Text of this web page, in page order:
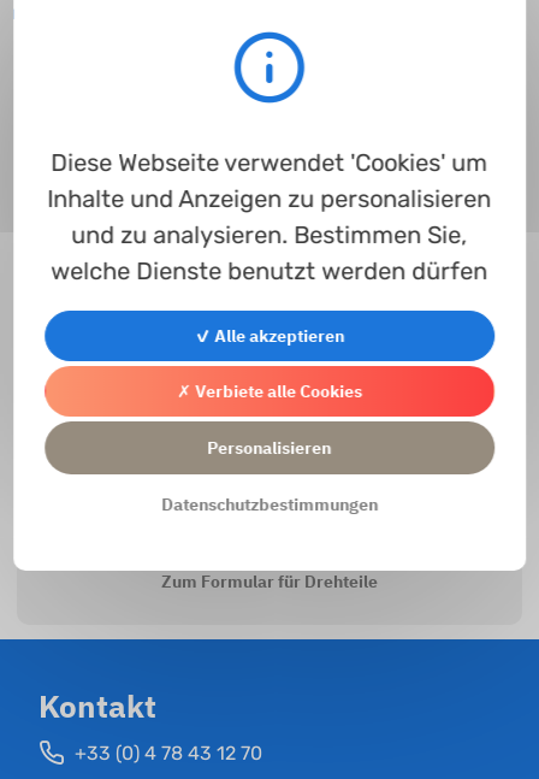
Datenschutzbestimmungen
Kontakt
Zum Kontaktformular
Wie melde ich mich an?
Zum Leitfaden
Zum Formular für Drehteile
Kontakt
+33 (0) 4 78 43 12 70
Diese Webseite verwendet 'Cookies' um
Inhalte und Anzeigen zu personalisieren
und zu analysieren. Bestimmen Sie,
welche Dienste benutzt werden dürfen
✓ Alle akzeptieren
✗ Verbiete alle Cookies
Personalisieren
Datenschutzbestimmungen